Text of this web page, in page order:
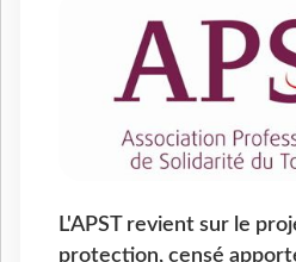
L'APST revient sur le
protection, censé